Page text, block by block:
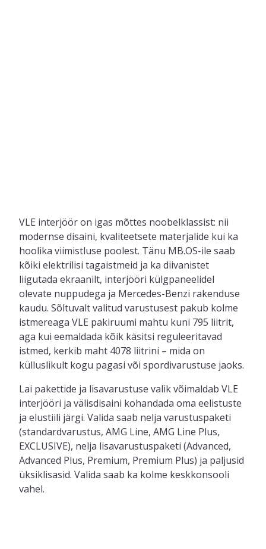
VLE interjöör on igas mõttes noobelklassist: nii
modernse disaini, kvaliteetsete materjalide kui ka
hoolika viimistluse poolest. Tänu MB.OS-ile saab
kõiki elektrilisi tagaistmeid ja ka diivanistet
liigutada ekraanilt, interjööri külgpaneelidel
olevate nuppudega ja Mercedes-Benzi rakenduse
kaudu. Sõltuvalt valitud varustusest pakub kolme
istmereaga VLE pakiruumi mahtu kuni 795 liitrit,
aga kui eemaldada kõik käsitsi reguleeritavad
istmed, kerkib maht 4078 liitrini – mida on
külluslikult kogu pagasi või spordivarustuse jaoks.
Lai pakettide ja lisavarustuse valik võimaldab VLE
interjööri ja välisdisaini kohandada oma eelistuste
ja elustiili järgi. Valida saab nelja varustuspaketi
(standardvarustus, AMG Line, AMG Line Plus,
EXCLUSIVE), nelja lisavarustuspaketi (Advanced,
Advanced Plus, Premium, Premium Plus) ja paljusid
üksiklisasid. Valida saab ka kolme keskkonsooli
vahel.